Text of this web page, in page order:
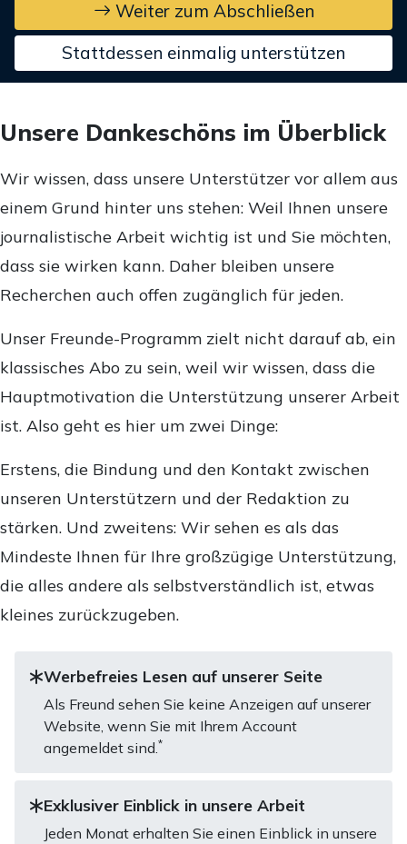
Weiter zum Abschließen
Stattdessen einmalig unterstützen
Unsere Dankeschöns im Überblick
Wir wissen, dass unsere Unterstützer vor allem aus
einem Grund hinter uns stehen: Weil Ihnen unsere
journalistische Arbeit wichtig ist und Sie möchten,
dass sie wirken kann. Daher bleiben unsere
Recherchen auch offen zugänglich für jeden.
Unser Freunde-Programm zielt nicht darauf ab, ein
klassisches Abo zu sein, weil wir wissen, dass die
Hauptmotivation die Unterstützung unserer Arbeit
ist. Also geht es hier um zwei Dinge:
Erstens, die Bindung und den Kontakt zwischen
unseren Unterstützern und der Redaktion zu
stärken. Und zweitens: Wir sehen es als das
Mindeste Ihnen für Ihre großzügige Unterstützung,
die alles andere als selbstverständlich ist, etwas
kleines zurückzugeben.
Werbefreies Lesen auf unserer Seite
Als Freund sehen Sie keine Anzeigen auf unserer
Website, wenn Sie mit Ihrem Account
angemeldet sind.*
Exklusiver Einblick in unsere Arbeit
Jeden Monat erhalten Sie einen Einblick in unsere